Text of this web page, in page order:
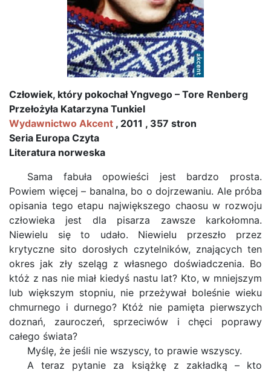
Człowiek, który pokochał Yngvego – Tore Renberg
Przełożyła Katarzyna Tunkiel
Wydawnictwo Akcent , 2011 , 357 stron
Seria Europa Czyta
Literatura norweska
Sama fabuła opowieści jest bardzo prosta.
Powiem więcej – banalna, bo o dojrzewaniu. Ale próba
opisania tego etapu największego chaosu w rozwoju
człowieka jest dla pisarza zawsze karkołomna.
Niewielu się to udało. Niewielu przeszło przez
krytyczne sito dorosłych czytelników, znających ten
okres jak zły szeląg z własnego doświadczenia. Bo
któż z nas nie miał kiedyś nastu lat? Kto, w mniejszym
lub większym stopniu, nie przeżywał boleśnie wieku
chmurnego i durnego? Któż nie pamięta pierwszych
doznań, zauroczeń, sprzeciwów i chęci poprawy
całego świata?
Myślę, że jeśli nie wszyscy, to prawie wszyscy.
A teraz pytanie za książkę z zakładką – kto